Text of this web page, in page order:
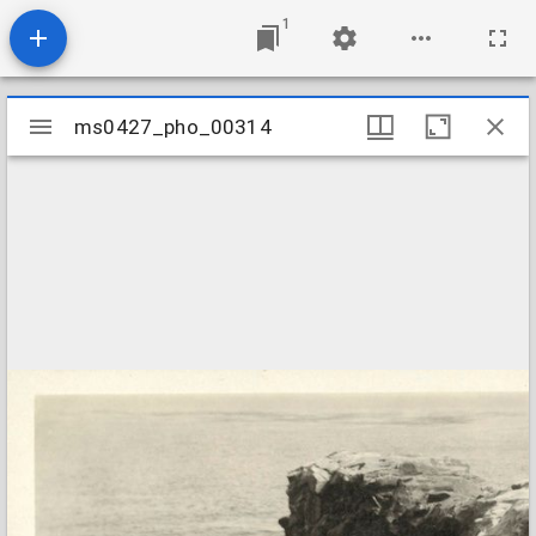
1
Mirador
viewer
ms0427_pho_00314
ms0427_pho_00314